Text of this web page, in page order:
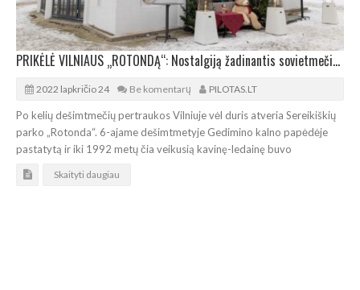
PRIKĖLĖ VILNIAUS „ROTONDĄ“: Nostalgiją žadinantis sovietmečio pastatas vėl laukia
2022 lapkričio 24 Be komentarų PILOTAS.LT
Po kelių dešimtmečių pertraukos Vilniuje vėl duris atveria Sereikiškių
parko „Rotonda“. 6-ajame dešimtmetyje Gedimino kalno papėdėje
pastatytą ir iki 1992 metų čia veikusią kavinę-ledainę buvo
Skaityti daugiau